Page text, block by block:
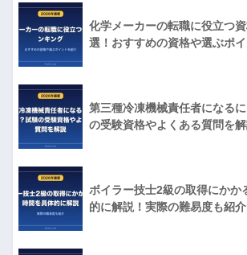
化学メーカーの転職に役立つ
選！おすすめの資格や選ぶポ
第三種冷凍機械責任者になる
の受験資格やよくある質問を
ボイラー技士2級の取得にかか
的に解説！実際の難易度も紹介